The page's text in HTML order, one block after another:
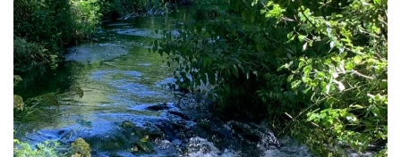
Login
ENGLISH